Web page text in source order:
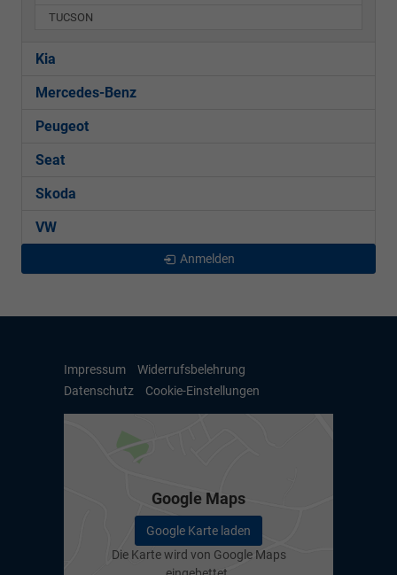
TUCSON
Kia
Mercedes-Benz
Peugeot
Seat
Skoda
VW
Anmelden
Impressum
Widerrufsbelehrung
Datenschutz
Cookie-Einstellungen
Google Maps
Google Karte laden
Die Karte wird von Google Maps